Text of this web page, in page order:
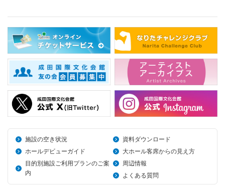
施設の空き状況
資料ダウンロード
ホールデビューガイド
大ホール客席からの見え方
目的別施設ご利用プランのご案
内
周辺情報
よくある質問